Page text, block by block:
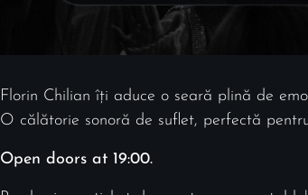
Florin Chilian îți aduce o seară plină de
O călătorie sonoră de suflet, perfectă
Open doors at 19:00.